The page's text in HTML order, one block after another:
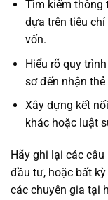
Tìm kiếm thông
dựa trên tiêu
vốn.
Hiểu rõ quy
sơ đến nhận thẻ
Xây dựng kết
khác hoặc luật
Hãy ghi lại các
đầu tư, hoặc bất
các chuyên gia tại